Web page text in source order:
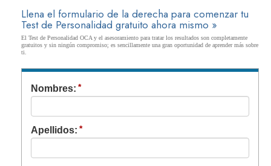
Llena el formulario de la derecha para comenzar tu
Test de Personalidad gratuito ahora mismo »
El Test de Personalidad OCA y el asesoramiento para tratar los resultados son completamente
gratuitos y sin ningún compromiso; es sencillamente una gran oportunidad de aprender más sobre
ti.
Nombres:
Apellidos: